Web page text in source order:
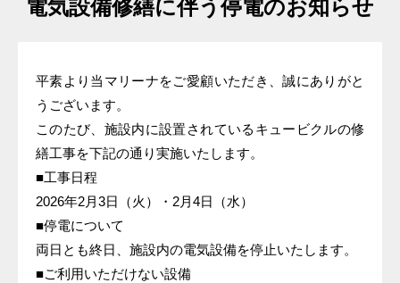
電気設備修繕に伴う停電のお知らせ
平素より当マリーナをご愛顧いただき、誠にありがと
うございます。
このたび、施設内に設置されているキュービクルの修
繕工事を下記の通り実施いたします。
■工事日程
2026年2月3日（火）・2月4日（水）
■停電について
両日とも終日、施設内の電気設備を停止いたします。
■ご利用いただけない設備